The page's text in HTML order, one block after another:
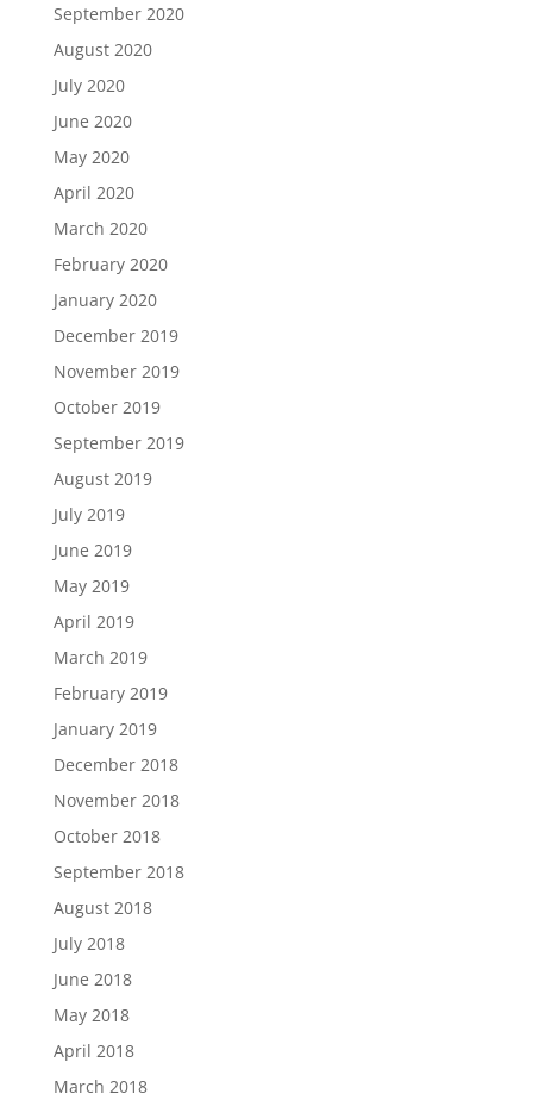
September 2020
August 2020
July 2020
June 2020
May 2020
April 2020
March 2020
February 2020
January 2020
December 2019
November 2019
October 2019
September 2019
August 2019
July 2019
June 2019
May 2019
April 2019
March 2019
February 2019
January 2019
December 2018
November 2018
October 2018
September 2018
August 2018
July 2018
June 2018
May 2018
April 2018
March 2018